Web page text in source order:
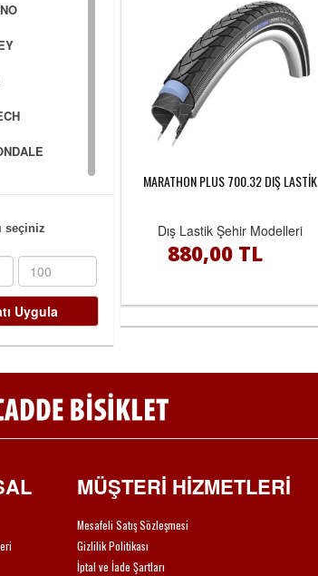
MAVİ
YEŞİL
SİYAH/BEYAZ
GRİ
seçiniz
MARATHON PLUS 700.32 DIŞ LASTİK
Dış Lastik Şehir Modelleri
880,00 TL
MÜŞTERİ HİZMETLERİ
Mesafeli Satış Sözleşmesi
Gizlilik Politikası
İptal ve İade Şartları